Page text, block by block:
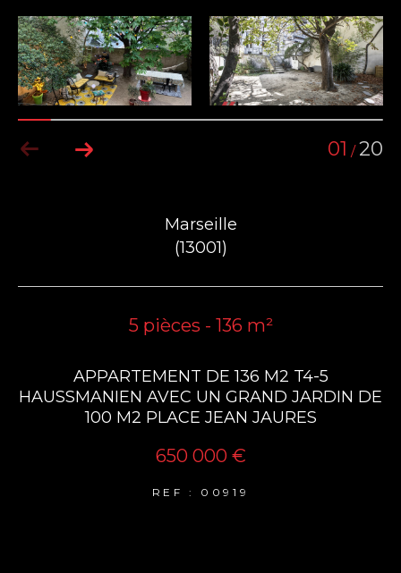
01 /20
Marseille
(13001)
5 pièces - 136 m²
APPARTEMENT DE 136 M2 T4-5
HAUSSMANIEN AVEC UN GRAND JARDIN DE
100 M2 PLACE JEAN JAURES
650 000 €
REF : 00919